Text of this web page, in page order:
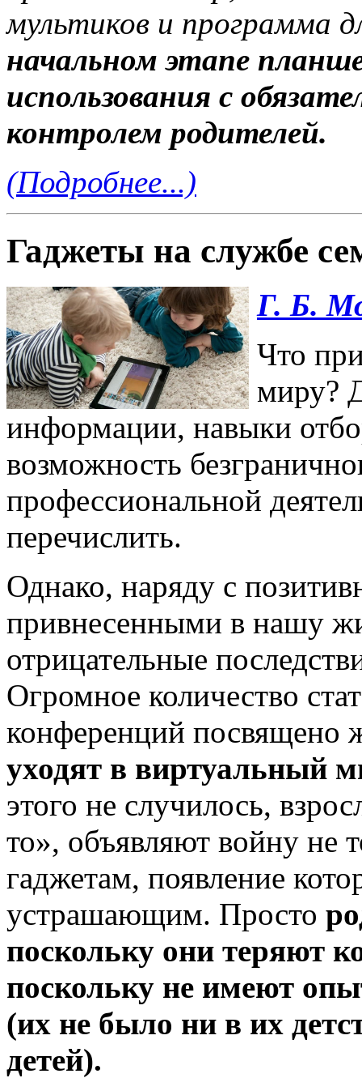
мультиков и программа
начальном этапе
использования с
контролем родителей.
(Подробнее...)
Гаджеты на службе
Г. Б.
Что
миру?
информации, навыки
возможность
профессиональной
перечислить.
Однако, наряду с
привнесенными в нашу
отрицательные
Огромное количество
конференций посвящено
уходят в виртуальный
этого не случилось,
то», объявляют войну не
гаджетам, появление
устрашающим. Просто
поскольку они теряют
поскольку не имеют
(их не было ни в их
детей).